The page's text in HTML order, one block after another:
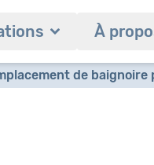
À
de